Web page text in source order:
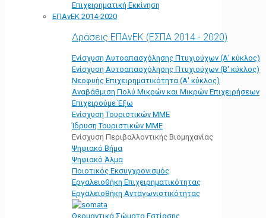
Επιχειρηματική Εκκίνηση
ΕΠΑνΕΚ 2014-2020
Δράσεις ΕΠΑνΕΚ (ΕΣΠΑ 2014 - 2020)
Ενίσχυση Αυτοαπασχόλησης Πτυχιούχων (Α' κύκλος)
Ενίσχυση Αυτοαπασχόλησης Πτυχιούχων (Β' κύκλος)
Νεοφυής Επιχειρηματικότητα (Α' κύκλος)
Αναβάθμιση Πολύ Μικρών και Μικρών Επιχειρήσεων
Επιχειρούμε Έξω
Ενίσχυση Τουριστικών ΜΜΕ
Ίδρυση Τουριστικών ΜΜΕ
Ενίσχυση Περιβαλλοντικής Βιομηχανίας
Ψηφιακό Βήμα
Ψηφιακό Άλμα
Ποιοτικός Εκσυγχρονισμός
Εργαλειοθήκη Eπιχειρηματικότητας
Εργαλειοθήκη Ανταγωνιστικότητας
Θερμαντικά Σώματα Εστίασης